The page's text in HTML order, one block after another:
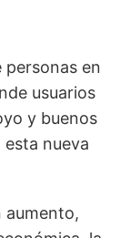
personas en
usuarios
y buenos
esta nueva
aumento,